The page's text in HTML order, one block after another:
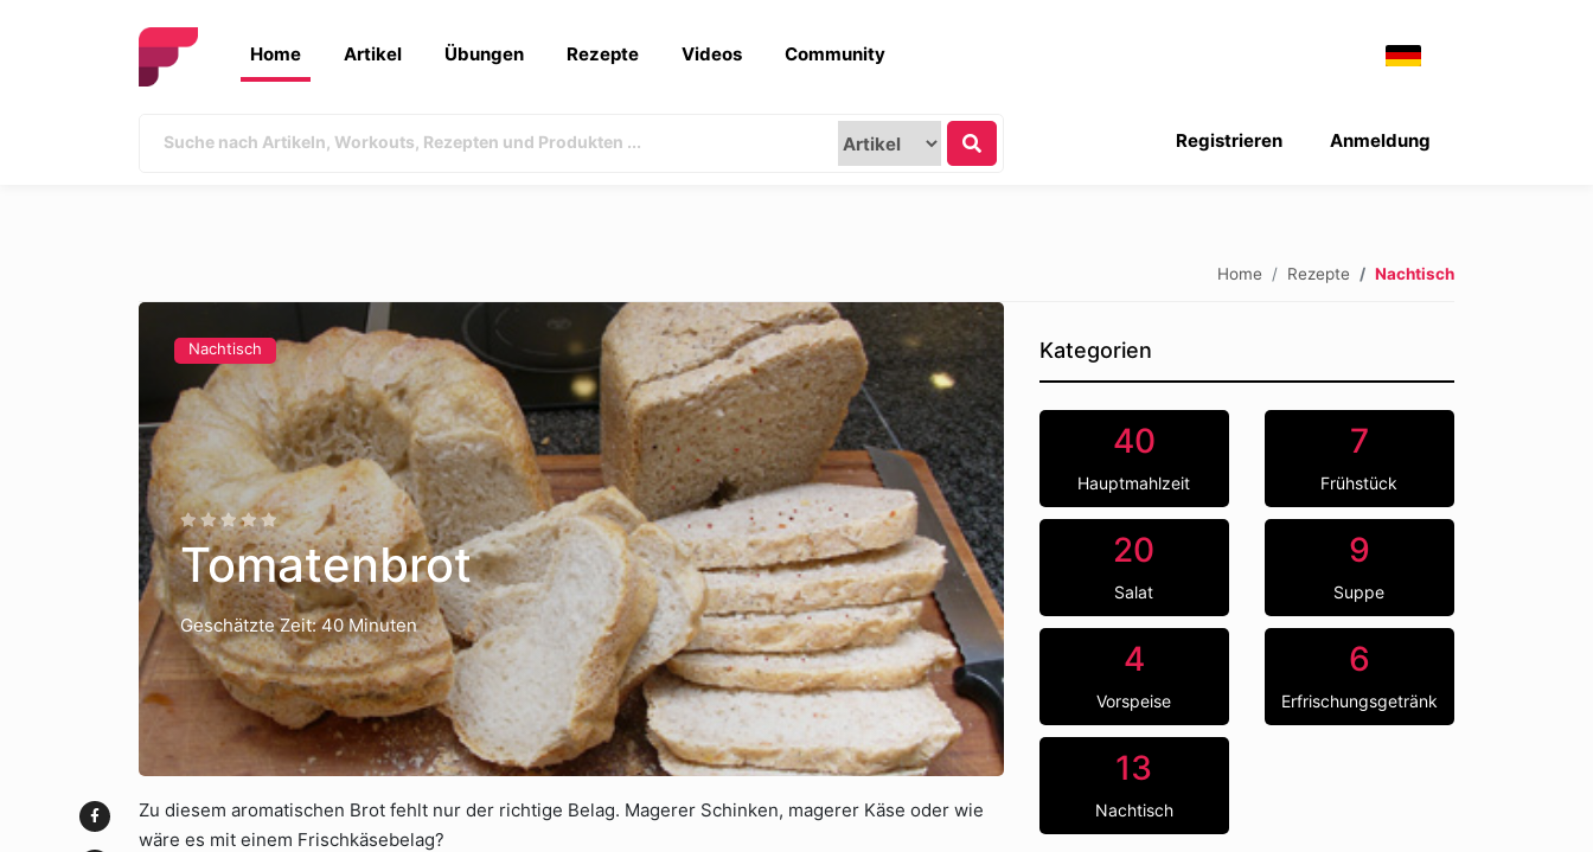
Home Artikel Übungen Rezepte Videos Community
Anmeldung
Registrieren
Home Rezepte Nachtisch
Nachtisch
Tomatenbrot
Geschätzte Zeit: 40 Minuten
Zu diesem aromatischen Brot fehlt nur der richtige Belag. Magerer Schinken, magerer Käse oder wie
wäre es mit einem Frischkäsebelag?
Kategorien
40
Hauptmahlzeit
7
Frühstück
20
Salat
9
Suppe
4
Vorspeise
6
Erfrischungsgetränk
13
Nachtisch